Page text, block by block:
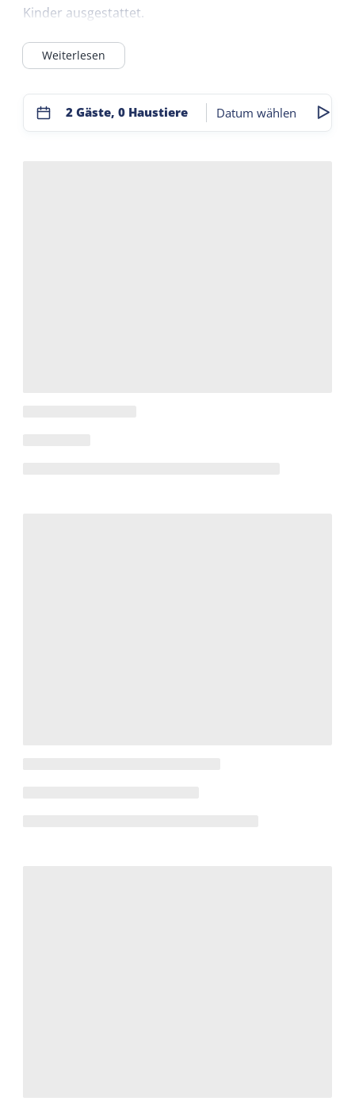
Kinder ausgestattet.
Recra-Supermarkt von Mitte Mai bis Anfang
Waschsalon.
Gutes Essen und Trinken mit Blick auf den
Weiterlesen
2 Gäste, 0 Haustiere Datum wählen